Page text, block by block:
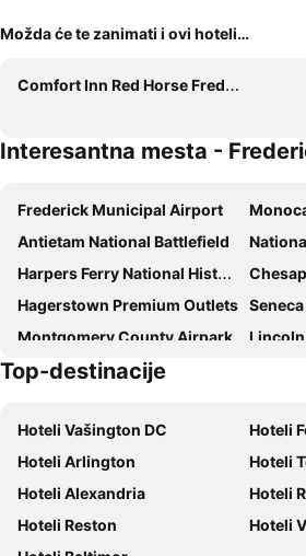
Možda će te zanimati i ovi hoteli…
Comfort Inn Red Horse Frederick
Interesantna mesta -
Frederick Municipal Airport
Antietam National Battlefield
National
Harpers Ferry National Historical Park
Chesapeake
Hagerstown Premium Outlets
Montgomery County Airpark
Hagerstown Regional Airport
Top-destinacije
Hoteli Vašington DC
Hoteli
Hoteli Arlington
Hoteli
Hoteli Alexandria
Hoteli
Hoteli Reston
Hoteli